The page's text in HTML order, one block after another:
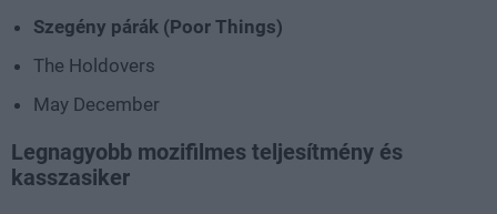
Szegény párák (Poor Things)
The Holdovers
May December
Legnagyobb mozifilmes teljesítmény és
kasszasiker